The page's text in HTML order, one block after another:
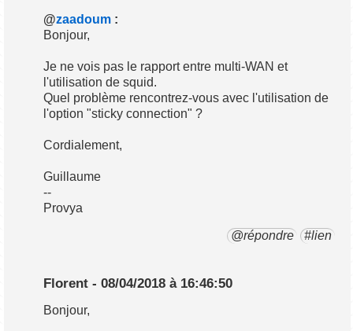
@zaadoum :
Bonjour,
Je ne vois pas le rapport entre multi-WAN et
l'utilisation de squid.
Quel problème rencontrez-vous avec l'utilisation de
l'option "sticky connection" ?
Cordialement,
Guillaume
--
Provya
@répondre #lien
Florent - 08/04/2018 à 16:46:50
Bonjour,